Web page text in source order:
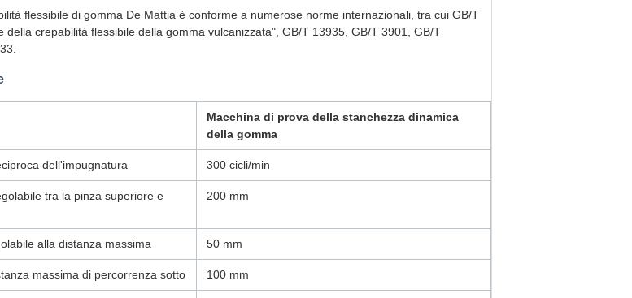
flessibile di gomma De Mattia è conforme a numerose norme internazionali, tra cui GB/T
della crepabilità flessibile della gomma vulcanizzata", GB/T 13935, GB/T 3901, GB/T
Macchina di prova della stanchezza dinamica
della gomma
dell'impugnatura 300 cicli/min
tra la pinza superiore e
200 mm
alla distanza massima 50 mm
massima di percorrenza sotto 100 mm